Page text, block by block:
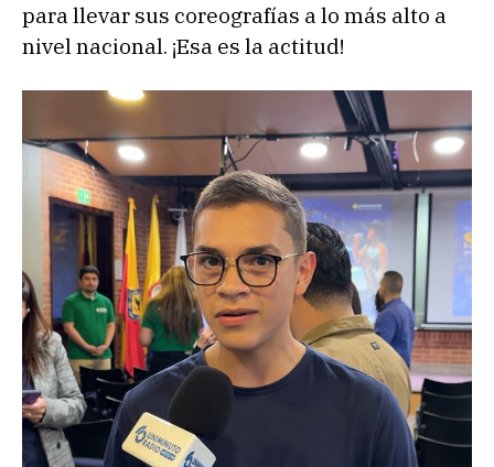
para llevar sus coreografías a lo más alto a
nivel nacional. ¡Esa es la actitud!